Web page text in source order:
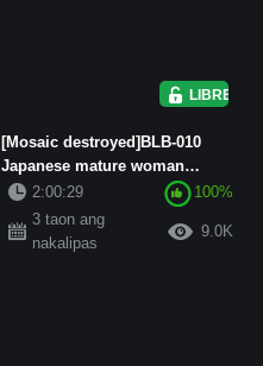
LIBRE
[Mosaic destroyed]BLB-010
Japanese mature woman
ginahasa ng isang malaking
itim na...
2:00:29
100%
3 taon ang
nakalipas
9.0K